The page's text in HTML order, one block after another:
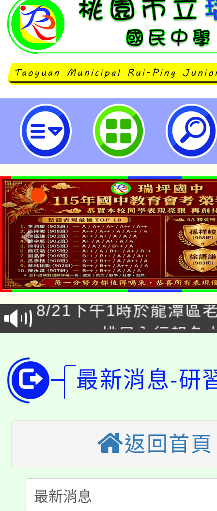
國教署新興科技教育遠距示範服務
A組教師增能推廣研習-桃園市立瑞
「本色祭」8/29、30在
場熱烈登場!
8/21下午1時於龍潭區
徵才活動。
YOUNG桃局內行報名
開!
115年桃園市運動會8/
田徑場及游泳池舉行。
桃園市低收入戶享有免
視費優惠，中低收入戶
半價優惠，詳情可洽有
者。
大園自造教育及科技中
份教師增能研習
大溪自造教育及科技
份教師研習
淨零綠生活教案入校路
會
115年食農教育專業人
最新消息-研
返回首頁